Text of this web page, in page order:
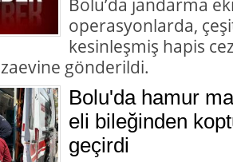
operasyonlarda,
kesinleşmiş hapis
gönderildi.
Bolu'da hamur
eli bileğinden
geçirdi